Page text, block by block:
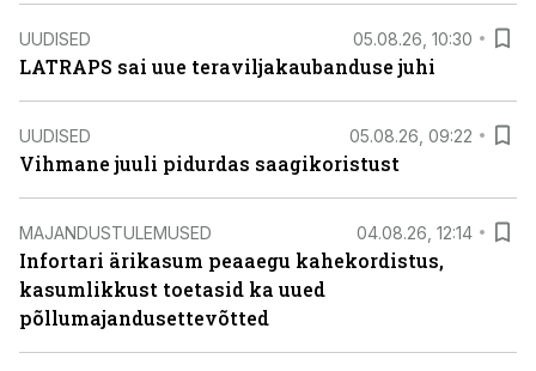
UUDISED 05.08.26, 10:30
LATRAPS sai uue teraviljakaubanduse juhi
UUDISED 05.08.26, 09:22
Vihmane juuli pidurdas saagikoristust
MAJANDUSTULEMUSED 04.08.26, 12:14
Infortari ärikasum peaaegu kahekordistus,
kasumlikkust toetasid ka uued
põllumajandusettevõtted